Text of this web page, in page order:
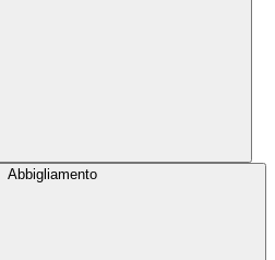
Abbigliamento